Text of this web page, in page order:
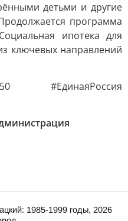
детьми и другие
программа
ипотека для
ключевых направлений
#ЕдинаяРоссия
1985-1999 годы, 2026